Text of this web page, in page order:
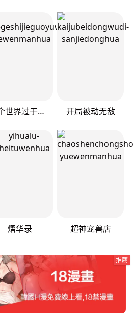
这个世界过于危险 开局被动无敌
熠华录 超神宠兽店
推薦